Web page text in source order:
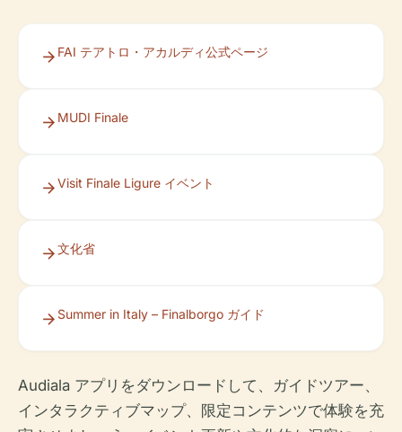
FAI テアトロ・アカルディ公式ページ
MUDI Finale
Visit Finale Ligure イベント
文化省
Summer in Italy – Finalborgo ガイド
Audiala アプリをダウンロードして、ガイドツアー、
インタラクティブマップ、限定コンテンツで体験を充